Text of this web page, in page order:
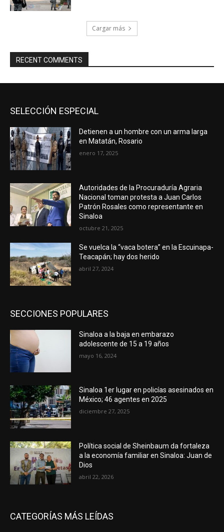
Cargar más
RECENT COMMENTS
SELECCIÓN ESPECIAL
Detienen a un hombre con un arma larga
en Matatán, Rosario
enero 17, 2025
Autoridades de la Procuraduría Agraria
Nacional toman protesta a Juan Carlos
Patrón Rosales como representante en
Sinaloa
octubre 21, 2025
Se vuelca la “vaca botera” en la Escuinapa-
Teacapán; hay dos herido
abril 27, 2024
SECCIONES POPULARES
Sinaloa a la baja en embarazo
adolescente de 15 a 19 años
mayo 16, 2024
Sinaloa 1er lugar en policías asesinados en
México; 46 agentes en 2025
diciembre 27, 2025
Política social de Sheinbaum da fortaleza
a la economía familiar en Sinaloa: Juan de
Dios
abril 22, 2026
CATEGORÍAS MÁS LEÍDAS